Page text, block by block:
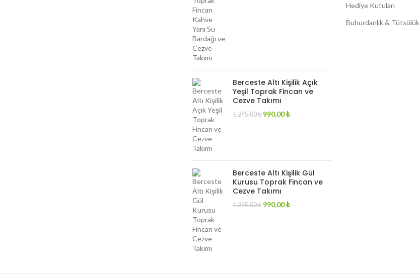
Berceste Altı Kişilik Açık
Yeşil Toprak Fincan ve
Cezve Takımı
1.245,00₺ Original
990,00₺Current
Berceste Altı Kişilik Gül
Kurusu Toprak Fincan ve
Cezve Takımı
1.245,00₺ Original
990,00₺Current
Hediye Kutuları
Buhurdanlık & Tütsülük